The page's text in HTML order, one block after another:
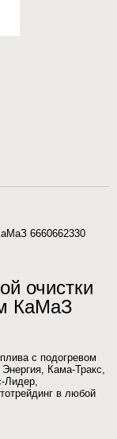
6660662330
очистки
КаМаЗ
с подогревом
Кама-Тракс,
Лидер,
в любой